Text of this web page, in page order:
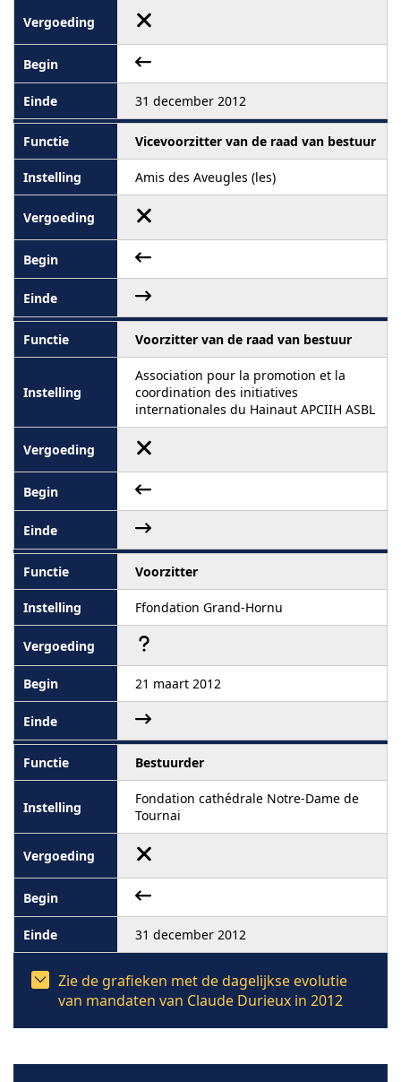
31 december 2012
Vicevoorzitter van de raad van bestuur
Amis des Aveugles (les)
Voorzitter van de raad van bestuur
Association pour la promotion et la
coordination des initiatives
internationales du Hainaut APCIIH ASBL
Voorzitter
Ffondation Grand-Hornu
21 maart 2012
Bestuurder
Fondation cathédrale Notre-Dame de
Tournai
31 december 2012
Zie de grafieken met de dagelijkse evolutie
van mandaten van Claude Durieux in 2012